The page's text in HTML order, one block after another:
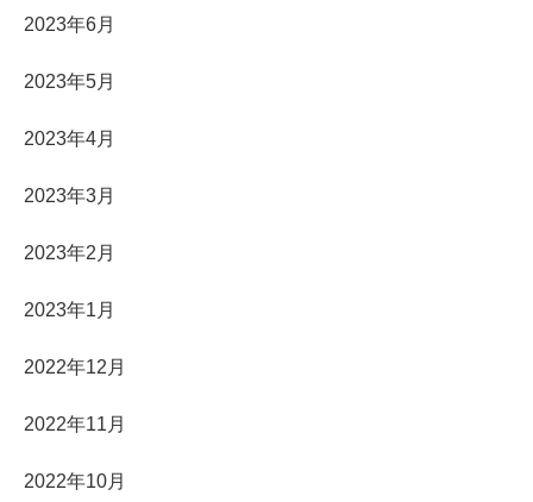
2023年6月
2023年5月
2023年4月
2023年3月
2023年2月
2023年1月
2022年12月
2022年11月
2022年10月